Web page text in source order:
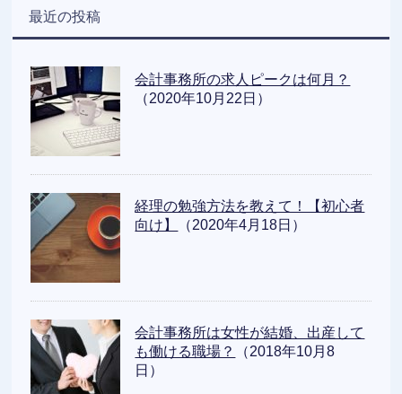
最近の投稿
会計事務所の求人ピークは何月？
（2020年10月22日）
経理の勉強方法を教えて！【初心者
向け】
（2020年4月18日）
会計事務所は女性が結婚、出産して
も働ける職場？
（2018年10月8
日）